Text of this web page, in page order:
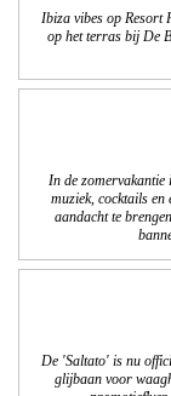
Ibiza vibes op Resort
op het terras bij De
In de zomervakantie
muziek, cocktails en
aandacht te
De 'Saltato' is nu
glijbaan voor